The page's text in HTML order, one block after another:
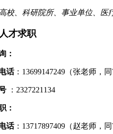
校、科研院所、事业单位、医
才求职
：
话： 13699147249（张老师， 同
：2327221134
：
话： 13717897409（赵老师， 同